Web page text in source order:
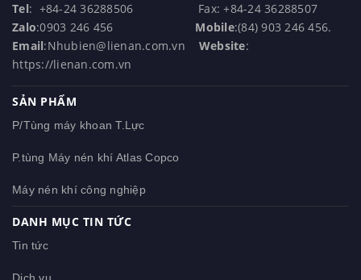
Tel: +84-24 36288506 Fax: +84-24 36288507
Zalo:0903 246 456 Mobile:(84) 903 246 456.
Email:Nhubien@lienan.com.vn Website:
https://lienan.com.vn
SẢN PHẨM
P/Tùng máy khoan T.Lực
P.tùng Máy nén khí Atlas Copco
Máy nén khí công nghiệp
DANH MỤC TIN TỨC
Tin tức